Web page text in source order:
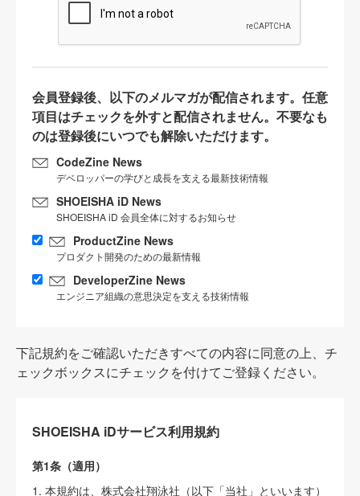
会員登録後、以下のメルマガが配信されます。任意
項目はチェックを外すと配信されません。不要なも
のは登録後にいつでも解除いただけます。
CodeZine News
デベロッパーの学びと成長を支える最新技術情報
SHOEISHA iD News
SHOEISHA iD 会員全体に対するお知らせ
ProductZine News
プロダクト開発のための最新情報
DeveloperZine News
エンジニア組織の意思決定を支える技術情報
下記規約をご確認いただきすべての内容に同意の上、チ
ェックボックスにチェックを付けてご登録ください。
SHOEISHA iDサービス利用規約
第1条（適用）
1. 本規約は、株式会社翔泳社（以下「当社」といいます）